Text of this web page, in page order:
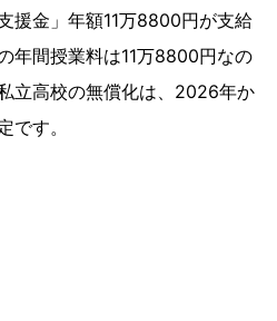
援金」年額11万8800円が支給
年間授業料は11万8800円なの
立高校の無償化は、2026年か
です。